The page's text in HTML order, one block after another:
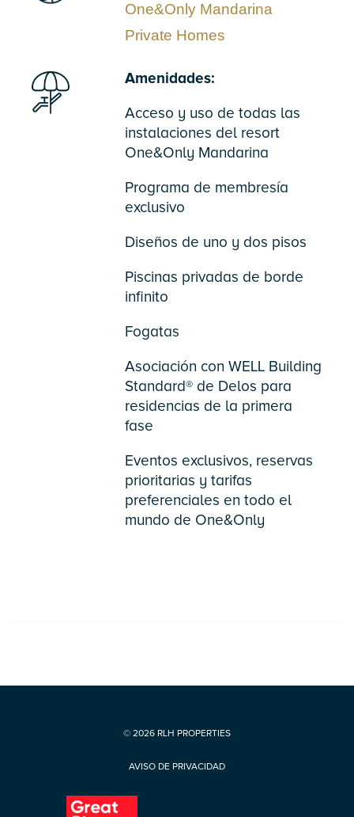
One&Only Mandarina
Private Homes
Amenidades:
Acceso y uso de todas las
instalaciones del resort
One&Only Mandarina
Programa de membresía
exclusivo
Diseños de uno y dos pisos
Piscinas privadas de borde
infinito
Fogatas
Asociación con WELL Building
Standard® de Delos para
residencias de la primera
fase
Eventos exclusivos, reservas
prioritarias y tarifas
preferenciales en todo el
mundo de One&Only
© 2026 RLH PROPERTIES
AVISO DE PRIVACIDAD